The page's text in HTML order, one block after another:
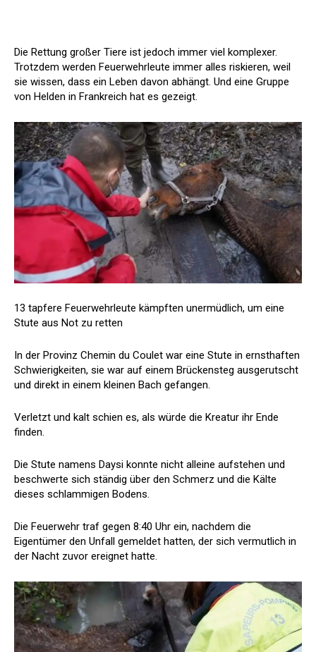
Die Rettung großer Tiere ist jedoch immer viel komplexer.
Trotzdem werden Feuerwehrleute immer alles riskieren, weil
sie wissen, dass ein Leben davon abhängt. Und eine Gruppe
von Helden in Frankreich hat es gezeigt.
13 tapfere Feuerwehrleute kämpften unermüdlich, um eine
Stute aus Not zu retten
In der Provinz Chemin du Coulet war eine Stute in ernsthaften
Schwierigkeiten, sie war auf einem Brückensteg ausgerutscht
und direkt in einem kleinen Bach gefangen.
Verletzt und kalt schien es, als würde die Kreatur ihr Ende
finden.
Die Stute namens Daysi konnte nicht alleine aufstehen und
beschwerte sich ständig über den Schmerz und die Kälte
dieses schlammigen Bodens.
Die Feuerwehr traf gegen 8:40 Uhr ein, nachdem die
Eigentümer den Unfall gemeldet hatten, der sich vermutlich in
der Nacht zuvor ereignet hatte.